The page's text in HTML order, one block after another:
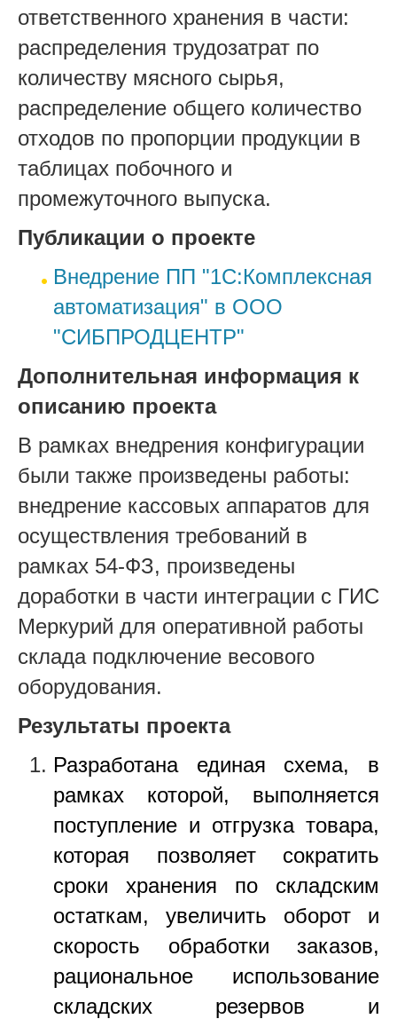
ответственного хранения в части:
распределения трудозатрат по
количеству мясного сырья,
распределение общего количество
отходов по пропорции продукции в
таблицах побочного и
промежуточного выпуска.
Публикации о проекте
Внедрение ПП "1С:Комплексная
автоматизация" в ООО
"СИБПРОДЦЕНТР"
Дополнительная информация к
описанию проекта
В рамках внедрения конфигурации
были также произведены работы:
внедрение кассовых аппаратов для
осуществления требований в
рамках 54-ФЗ, произведены
доработки в части интеграции с ГИС
Меркурий для оперативной работы
склада подключение весового
оборудования.
Результаты проекта
Разработана единая схема, в
рамках которой, выполняется
поступление и отгрузка товара,
которая позволяет сократить
сроки хранения по складским
остаткам, увеличить оборот и
скорость обработки заказов,
рациональное использование
складских резервов и